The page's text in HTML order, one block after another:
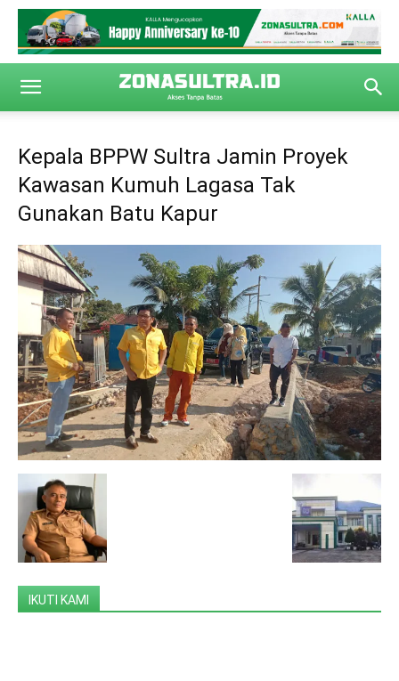
Kepala BPPW Sultra Jamin Proyek
Kawasan Kumuh Lagasa Tak
Gunakan Batu Kapur
IKUTI KAMI